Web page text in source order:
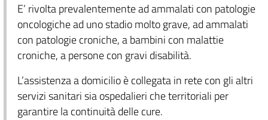
E’ rivolta prevalentemente ad ammalati con patologie
oncologiche ad uno stadio molto grave, ad ammalati
con patologie croniche, a bambini con malattie
croniche, a persone con gravi disabilità.
L’assistenza a domicilio è collegata in rete con gli altri
servizi sanitari sia ospedalieri che territoriali per
garantire la continuità delle cure.